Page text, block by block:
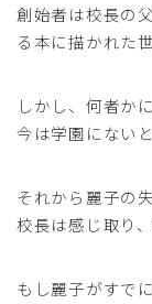
創始者は校長の
る本に描かれた
しかし、何者か
今は学園にない
それから麗子の
校長は感じ取り
もし麗子がすで